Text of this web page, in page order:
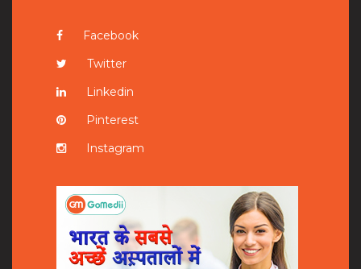
Facebook
Twitter
Linkedin
Pinterest
Instagram